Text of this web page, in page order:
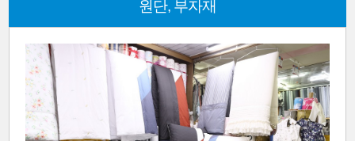
원단, 부자재